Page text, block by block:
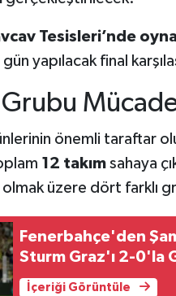
Tesisleri’nde
yapılacak final
önemli taraftar
12 takımsahaya
üzere dört farklı
Fenerbahçe'den
Sturm Graz'ı 2-0'la
İçeriği Görüntüle